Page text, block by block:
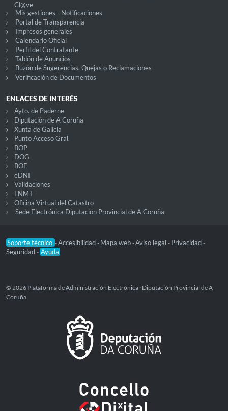
Cl@ve
Mis gestiones - Notificaciones
Portal de Transparencia
Impresos generales
Calendario Oficial
Perfil del Contratante
Tablón de Anuncios
Buzón de Sugerencias, Quejas o Reclamaciones
Verificación de Documentos
ENLACES DE INTERÉS
Ayto. de Paderne
Diputación de A Coruña
Xunta de Galicia
Punto Acceso Gral.
BOP
DOG
BOE
eDNI
Validaciones
FNMT
Oficina Virtual del Catastro
Sede Electrónica Diputación Provincial de A Coruña
Soporte técnico -Accesibilidad - Mapa web -Aviso legal - Privacidad -
Seguridad - Ayuda
© 2026 Plataforma de Administración Electrónica · Diputación Provincial de A
Coruña